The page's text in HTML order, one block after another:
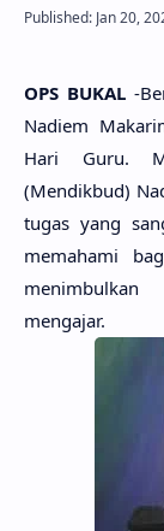
OPS BUKAL-
Nadiem
Hari Guru.
(Mendikbud)
tugas yang
memahami
menimbulkan
mengajar.